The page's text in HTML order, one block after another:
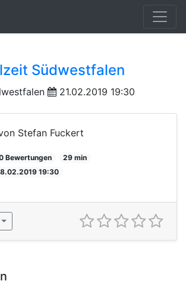
Südwestfalen
21.02.2019 19:30
Stefan Fuckert
Bewertungen
29 min
19:30